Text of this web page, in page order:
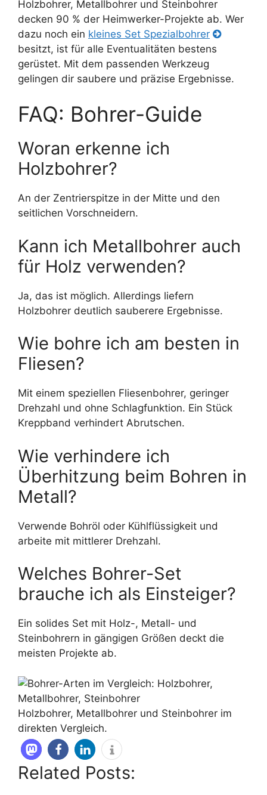
Holzbohrer, Metallbohrer und Steinbohrer
decken 90 % der Heimwerker-Projekte ab. Wer
dazu noch ein kleines Set Spezialbohrer
besitzt, ist für alle Eventualitäten bestens
gerüstet. Mit dem passenden Werkzeug
gelingen dir saubere und präzise Ergebnisse.
FAQ: Bohrer-Guide
Woran erkenne ich
Holzbohrer?
An der Zentrierspitze in der Mitte und den
seitlichen Vorschneidern.
Kann ich Metallbohrer auch
für Holz verwenden?
Ja, das ist möglich. Allerdings liefern
Holzbohrer deutlich sauberere Ergebnisse.
Wie bohre ich am besten in
Fliesen?
Mit einem speziellen Fliesenbohrer, geringer
Drehzahl und ohne Schlagfunktion. Ein Stück
Kreppband verhindert Abrutschen.
Wie verhindere ich
Überhitzung beim Bohren in
Metall?
Verwende Bohröl oder Kühlflüssigkeit und
arbeite mit mittlerer Drehzahl.
Welches Bohrer-Set
brauche ich als Einsteiger?
Ein solides Set mit Holz-, Metall- und
Steinbohrern in gängigen Größen deckt die
meisten Projekte ab.
Holzbohrer, Metallbohrer und Steinbohrer im
direkten Vergleich.
Related Posts: